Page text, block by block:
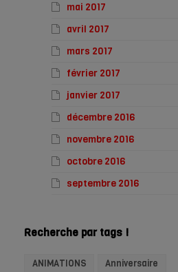
mai 2017
avril 2017
mars 2017
février 2017
janvier 2017
décembre 2016
novembre 2016
octobre 2016
septembre 2016
Recherche par tags !
ANIMATIONS Anniversaire